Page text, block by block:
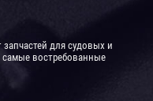
для судовых и
самые востребованные